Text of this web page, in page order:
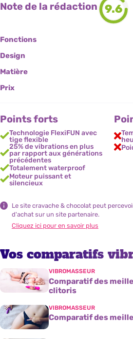
Note de la rédaction 9.6
Fonctions
Design
Matière
Prix
Points forts
Technologie FlexiFUN avec
tige flexible
25% de vibrations en plus
par rapport aux générations
précédentes
Totalement waterproof
Moteur puissant et
silencieux
Temps de charge long (6 à 8
Le site cravache & chocolat peut
d'achat sur un site partenaire.
Cliquez ici pour en savoir plus
Vos comparatifs
VIBROMASSEUR
Comparatif des
clitoris
VIBROMASSEUR
Comparatif des